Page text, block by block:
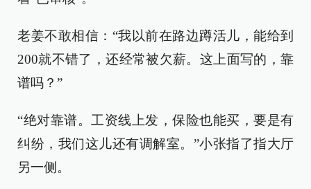
老姜不敢相信：“我以前在路边蹲活儿，能给到
200就不错了，还经常被欠薪。这上面写的，靠
谱吗？”
“绝对靠谱。工资线上发，保险也能买，要是有
纠纷，我们这儿还有调解室。”小张指了指大厅
另一侧。